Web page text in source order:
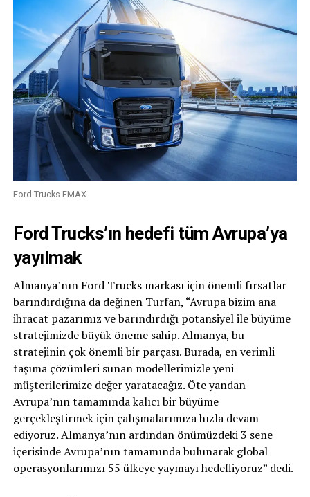
Ford Trucks FMAX
Ford Trucks’ın hedefi tüm Avrupa’ya
yayılmak
Almanya’nın Ford Trucks markası için önemli fırsatlar
barındırdığına da değinen Turfan, “Avrupa bizim ana
ihracat pazarımız ve barındırdığı potansiyel ile büyüme
stratejimizde büyük öneme sahip. Almanya, bu
stratejinin çok önemli bir parçası. Burada, en verimli
taşıma çözümleri sunan modellerimizle yeni
müşterilerimize değer yaratacağız. Öte yandan
Avrupa’nın tamamında kalıcı bir büyüme
gerçekleştirmek için çalışmalarımıza hızla devam
ediyoruz. Almanya’nın ardından önümüzdeki 3 sene
içerisinde Avrupa’nın tamamında bulunarak global
operasyonlarımızı 55 ülkeye yaymayı hedefliyoruz” dedi.